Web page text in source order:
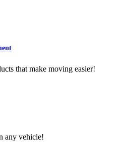
that make moving easier!
any vehicle!